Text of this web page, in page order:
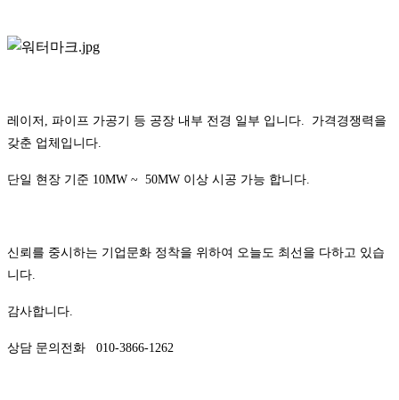
레이저, 파이프 가공기 등 공장 내부 전경 일부 입니다. 가격경쟁력을
갖춘 업체입니다.
단일 현장 기준 10MW ~ 50MW 이상 시공 가능 합니다.
신뢰를 중시하는 기업문화 정착을 위하여 오늘도 최선을 다하고 있습
니다.
감사합니다.
상담 문의전화 010-3866-1262